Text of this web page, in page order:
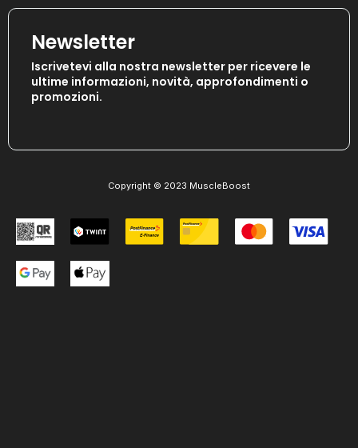
Newsletter
Iscrivetevi alla nostra newsletter per ricevere le
ultime informazioni, novità, approfondimenti o
promozioni.
Copyright © 2023 MuscleBoost